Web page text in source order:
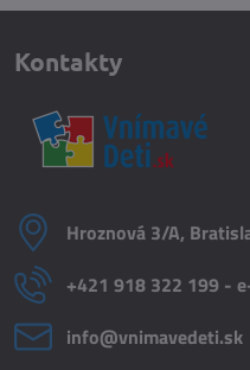
Kontakty
Hroznová 3/A,
+421 918 322 199 -
info​@vnimavedeti​.sk